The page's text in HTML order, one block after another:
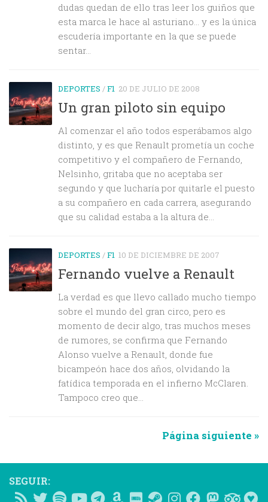
dudas quedan de ello tras leer los guiños que
esta marca le hace al asturiano… y es la única
escudería importante en la que se puede
sentar...
DEPORTES /F1 20 DE JULIO DE 2008
Un gran piloto sin equipo
Al comenzar el año todos esperábamos algo
distinto, y es que Renault prometía un coche
competitivo y el compañero de Fernando,
Nelsinho, gritaba que no aceptaba ser
segundo y que lucharía por quitarle el puesto
a su compañero en cada carrera, asegurando
que su calidad estaba a la altura de...
DEPORTES /F1 10 DE DICIEMBRE DE 2007
Fernando vuelve a Renault
La verdad es que llevo callado mucho tiempo
sobre el mundo del gran circo, pero es
momento de decir algo, tras muchos meses
de rumores, se confirma que Fernando
Alonso vuelve a Renault, donde fue
bicampeón hace dos años, olvidando la
fatídica temporada en el infierno McClaren.
Tampoco creo que...
Página siguiente »
SEGUIR: